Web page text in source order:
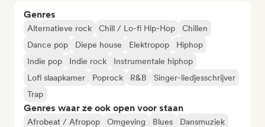
Genres
Alternatieve rock Chill / Lo-fi Hip-Hop
Chillen
Dance pop
Diepe house Elektropop
Hiphop
Indie pop
Indie rock
Instrumentale hiphop
Lofi slaapkamer
Poprock R&B
Singer-liedjesschrijver
Trap
Genres waar ze ook open voor staan
Afrobeat / Afropop Omgeving Blues
Dansmuziek